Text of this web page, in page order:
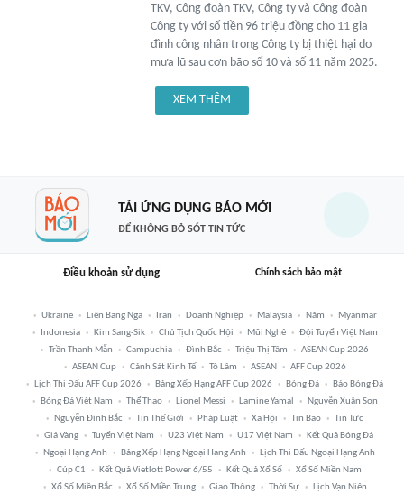
TKV, Công đoàn TKV, Công ty và Công đoàn
Công ty với số tiền 96 triệu đồng cho 11 gia
đình công nhân trong Công ty bị thiệt hại do
mưa lũ sau cơn bão số 10 và số 11 năm 2025.
XEM THÊM
TẢI ỨNG DỤNG BÁO MỚI
ĐỂ KHÔNG BỎ SÓT TIN TỨC
Điều khoản sử dụng Chính sách bảo mật
Ukraine Liên Bang Nga Iran Doanh Nghiệp Malaysia Năm
Myanmar
Indonesia
Kim Sang-Sik Chủ Tịch Quốc Hội Mũi Nghê
Đội Tuyển Việt Nam
Trần Thanh Mẫn
Campuchia Đình Bắc Triệu Thị Tâm
ASEAN Cup 2026
ASEAN Cup
Cảnh Sát Kinh Tế Tô Lâm ASEAN
AFF Cup 2026
Lịch Thi Đấu AFF Cup 2026
Bảng Xếp Hạng AFF Cup 2026 Bóng Đá
Báo Bóng Đá
Bóng Đá Việt Nam
Thể Thao Lionel Messi Lamine Yamal
Nguyễn Xuân Son
Nguyễn Đình Bắc
Tin Thế Giới Pháp Luật Xã Hội Tin Bão
Tin Tức
Giá Vàng
Tuyển Việt Nam U23 Việt Nam U17 Việt Nam
Kết Quả Bóng Đá
Ngoại Hạng Anh
Bảng Xếp Hạng Ngoại Hạng Anh
Lịch Thi Đấu Ngoại Hạng Anh
Cúp C1
Kết Quả Vietlott Power 6/55 Kết Quả Xổ Số
Xổ Số Miền Nam
Xổ Số Miền Bắc
Xổ Số Miền Trung Giao Thông Thời Sự Lịch Vạn Niên